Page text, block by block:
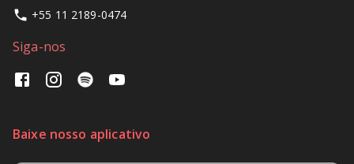
+55 11 2189-0474
Siga-nos
Baixe nosso aplicativo